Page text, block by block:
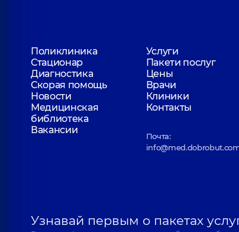
Поликлиника
Услуги
Стационар
Пакети послуг
Диагностика
Цены
Скорая помощь
Врачи
Новости
Клиники
Медицинская
библиотека
Контакты
Вакансии
Почта:
Узнавай первым о пакетах